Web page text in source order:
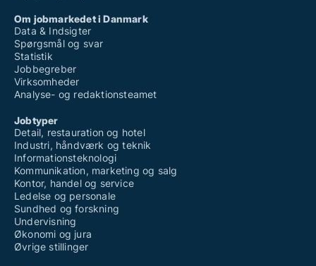
Om jobmarkedet i Danmark
Data & Indsigter
Spørgsmål og svar
Statistik
Jobbegreber
Virksomheder
Analyse- og redaktionsteamet
Jobtyper
Detail, restauration og hotel
Industri, håndværk og teknik
Informationsteknologi
Kommunikation, marketing og salg
Kontor, handel og service
Ledelse og personale
Sundhed og forskning
Undervisning
Økonomi og jura
Øvrige stillinger